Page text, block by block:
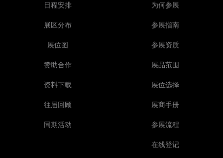
日程安排
展区分布
展位图
赞助合作
资料下载
往届回顾
同期活动
为何参展
参展指南
参展资质
展品范围
展位选择
展商手册
参展流程
在线登记